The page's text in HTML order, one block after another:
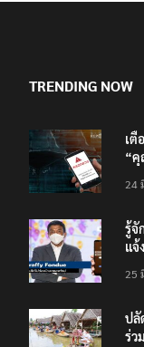
TRENDING NOW
เตื
“คุ
24
รู้จั
แจ้
ทั่ว
25
ปลั
ร่ว